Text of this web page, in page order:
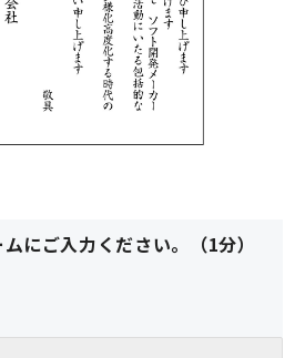
にご入力ください。（1分）